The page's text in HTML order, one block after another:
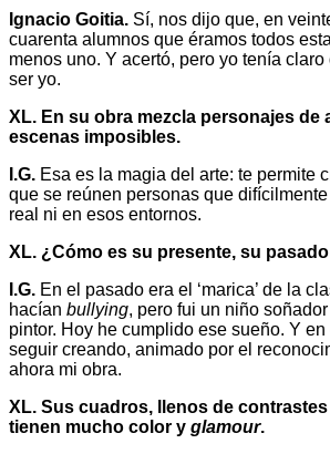
Ignacio Goitia. Sí, nos dijo que, en
cuarenta alumnos que éramos todos
menos uno. Y acertó, pero yo tenía
ser yo.
XL. En su obra mezcla personajes de
escenas imposibles.
I.G. Esa es la magia del arte: te permite
que se reúnen personas que
real ni en esos entornos.
XL. ¿Cómo es su presente, su pasado
I.G. En el pasado era el ‘marica’ de la
hacían bullying, pero fui un niño
pintor. Hoy he cumplido ese sueño. Y
seguir creando, animado por el
ahora mi obra.
XL. Sus cuadros, llenos de
tienen mucho color y glamour.